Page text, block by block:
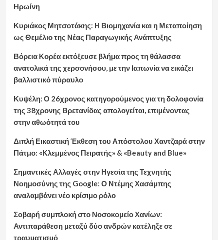
Ηρωίνη
Κυριάκος Μητσοτάκης: Η Βιομηχανία και η Μεταποίηση
ως Θεμέλιο της Νέας Παραγωγικής Ανάπτυξης
Βόρεια Κορέα εκτόξευσε βλήμα προς τη θάλασσα
ανατολικά της χερσονήσου, με την Ιαπωνία να εικάζει
βαλλιστικό πύραυλο
Κυψέλη: Ο 26χρονος κατηγορούμενος για τη δολοφονία
της 38χρονης Βρετανίδας απολογείται, επιμένοντας
στην αθωότητά του
Διπλή Εικαστική Έκθεση του Απόστολου Χαντζαρά στην
Πάτμο: «Κλεμμένος Πειρατής» & «Beauty and Blue»
Σημαντικές Αλλαγές στην Ηγεσία της Τεχνητής
Νοημοσύνης της Google: Ο Ντέμης Χασάμπης
αναλαμβάνει νέο κρίσιμο ρόλο
Σοβαρή συμπλοκή στο Νοσοκομείο Χανίων:
Αντιπαράθεση μεταξύ δύο ανδρών κατέληξε σε
τραυματισμό